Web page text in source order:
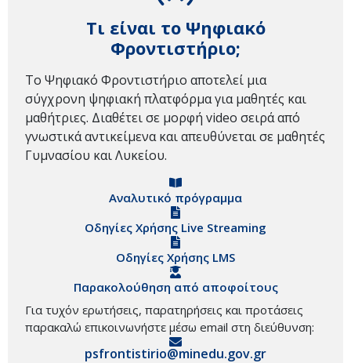
Τι είναι το Ψηφιακό
Φροντιστήριο;
Το Ψηφιακό Φροντιστήριο αποτελεί μια
σύγχρονη ψηφιακή πλατφόρμα για μαθητές και
μαθήτριες. Διαθέτει σε μορφή video σειρά από
γνωστικά αντικείμενα και απευθύνεται σε μαθητές
Γυμνασίου και Λυκείου.
Αναλυτικό πρόγραμμα
Οδηγίες Χρήσης Live Streaming
Οδηγίες Χρήσης LMS
Παρακολούθηση από αποφοίτους
Για τυχόν ερωτήσεις, παρατηρήσεις και προτάσεις
παρακαλώ επικοινωνήστε μέσω email στη διεύθυνση:
psfrontistirio@minedu.gov.gr